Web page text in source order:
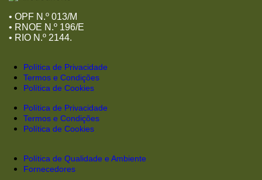
• OPF N.º 013/M
• RNOE N.º 196/E
• RIO N.º 2144.
Política de Privacidade
Termos e Condições
Política de Cookies
Política de Privacidade
Termos e Condições
Política de Cookies
Política de Qualidade e Ambiente
Fornecedores